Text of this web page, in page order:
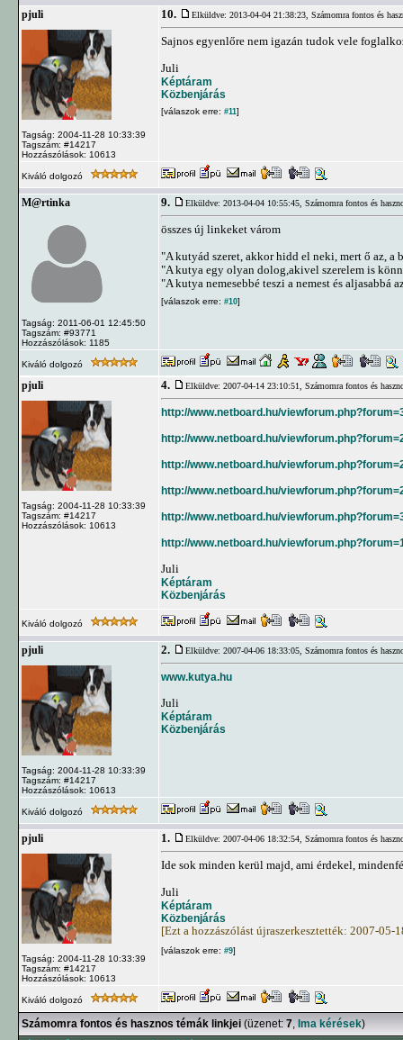
pjuli
Tagság: 2004-11-28 10:33:39
Tagszám: #14217
Hozzászólások: 10613
10. Elküldve: 2013-04-04 21:38:23, Számomra fontos és
Sajnos egyenlőre nem igazán tudok vele
Juli
Képtáram
Közbenjárás
[válaszok erre: #11]
Kiváló dolgozó
M@rtinka
Tagság: 2011-06-01 12:45:50
Tagszám: #93771
Hozzászólások: 1185
9. Elküldve: 2013-04-04 10:55:45, Számomra fontos és
összes új linkeket várom
"A kutyád szeret, akkor hidd el neki, mert ő az, a
"A kutya egy olyan dolog,akivel szerelem is
"A kutya nemesebbé teszi a nemest és aljasabbá
[válaszok erre: #10]
Kiváló dolgozó
pjuli
Tagság: 2004-11-28 10:33:39
Tagszám: #14217
Hozzászólások: 10613
4. Elküldve: 2007-04-14 23:10:51, Számomra fontos és
http://www.netboard.hu/
http://www.netboard.hu/
http://www.netboard.hu/
http://www.netboard.hu/
http://www.netboard.hu/
http://www.netboard.hu/
Juli
Képtáram
Közbenjárás
Kiváló dolgozó
pjuli
Tagság: 2004-11-28 10:33:39
Tagszám: #14217
Hozzászólások: 10613
2. Elküldve: 2007-04-06 18:33:05, Számomra fontos és
www.kutya.hu
Juli
Képtáram
Közbenjárás
Kiváló dolgozó
pjuli
Tagság: 2004-11-28 10:33:39
Tagszám: #14217
Hozzászólások: 10613
1. Elküldve: 2007-04-06 18:32:54, Számomra fontos és
Ide sok minden kerül majd, ami érdekel,
Juli
Képtáram
Közbenjárás
[Ezt a hozzászólást újraszerkesztették: 2007-05-
[válaszok erre: #9]
Kiváló dolgozó
Számomra fontos és hasznos témák linkjei (üzenet: 7, Ima kérések)